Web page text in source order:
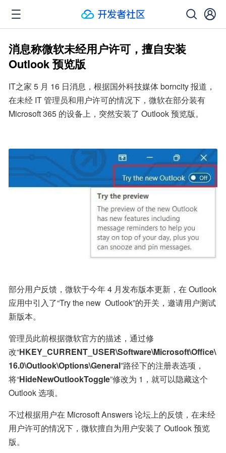
消息称微软未经用户许可，擅自安装
Outlook 预览版
IT之家 5 月 16 日消息，根据国外科技媒体 borncity 报道，
在未经 IT 管理员和用户许可的情况下，微软在部分装有
Microsoft 365 的设备上，突然安装了 Outlook 预览版。
部分用户反馈，微软于今年 4 月发布版本更新，在 Outlook
应用中引入了“Try the new  Outlook”的开关，邀请用户测试
新版本。
管理员此前根据微软官方的描述，通过修
改“HKEY_CURRENT_USER\Software\Microsoft\Office\
16.0\Outlook\Options\General”路径下的注册表选项，
将“HideNewOutlookToggle”修改为 1，就可以隐藏这个
Outlook 选项。
不过根据用户在 Microsoft Answers 论坛上的反馈，在未经
用户许可的情况下，微软擅自为用户安装了 Outlook 预览
版。